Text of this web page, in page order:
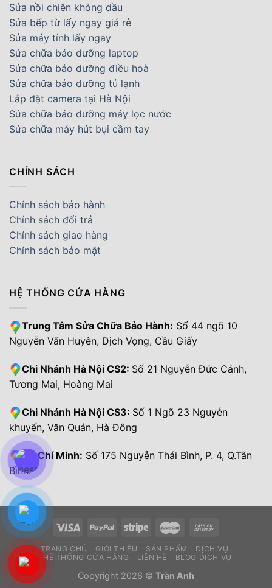
Sửa nồi chiên không dầu
Sửa bếp từ lấy ngay giá rẻ
Sửa máy tính lấy ngay
Sửa chữa bảo dưỡng laptop
Sửa chữa bảo dưỡng điều hoà
Sửa chữa bảo dưỡng tủ lạnh
Lắp đặt camera tại Hà Nội
Sửa chữa bảo dưỡng máy lọc nước
Sửa chữa máy hút bụi cầm tay
CHÍNH SÁCH
Chính sách bảo hành
Chính sách đổi trả
Chính sách giao hàng
Chính sách bảo mật
HỆ THỐNG CỬA HÀNG
Trung Tâm Sửa Chữa Bảo Hành: Số 44 ngõ 10
Nguyễn Văn Huyên, Dịch Vọng, Cầu Giấy
Chi Nhánh Hà Nội CS2: Số 21 Nguyễn Đức Cảnh,
Tương Mai, Hoàng Mai
Chi Nhánh Hà Nội CS3: Số 1 Ngõ 23 Nguyễn
khuyến, Văn Quán, Hà Đông
Hồ Chí Minh: Số 175 Nguyễn Thái Bình, P. 4, Q.Tân
Bình.
TRANG CHỦ GIỚI THIỆU SẢN PHẨM
DỊCH VỤ
HỆ THỐNG CỬA HÀNG
LIÊN HỆ BLOG DỊCH VỤ
Copyright 2026 © Trần Anh